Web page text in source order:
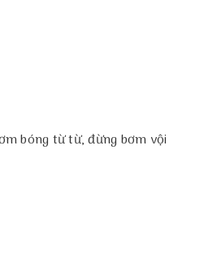
bóng từ từ, đừng bơm vội